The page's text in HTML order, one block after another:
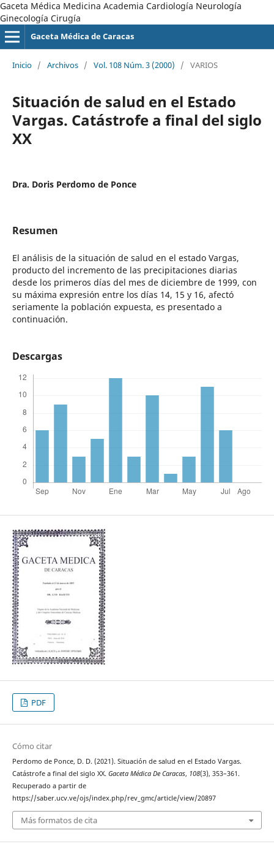
Gaceta Médica Medicina Academia Cardiología Neurología
Ginecología Cirugía
Gaceta Médica de Caracas
Inicio / Archivos / Vol. 108 Núm. 3 (2000) / VARIOS
Situación de salud en el Estado
Vargas. Catástrofe a final del siglo
XX
Dra. Doris Perdomo de Ponce
Resumen
El análisis de la situación de salud en el estado Vargas,
producto del incremento de las precipitaciones diarias
desde los primeros días del mes de diciembre de 1999, con
su máxima expresión entre los días 14, 15 y 16, afectó
seriamente la población expuesta, es presentado a
continuación.
Descargas
PDF
Cómo citar
Perdomo de Ponce, D. D. (2021). Situación de salud en el Estado Vargas.
Catástrofe a final del siglo XX. Gaceta Médica De Caracas, 108(3), 353–361.
Recuperado a partir de
https://saber.ucv.ve/ojs/index.php/rev_gmc/article/view/20897
Más formatos de cita